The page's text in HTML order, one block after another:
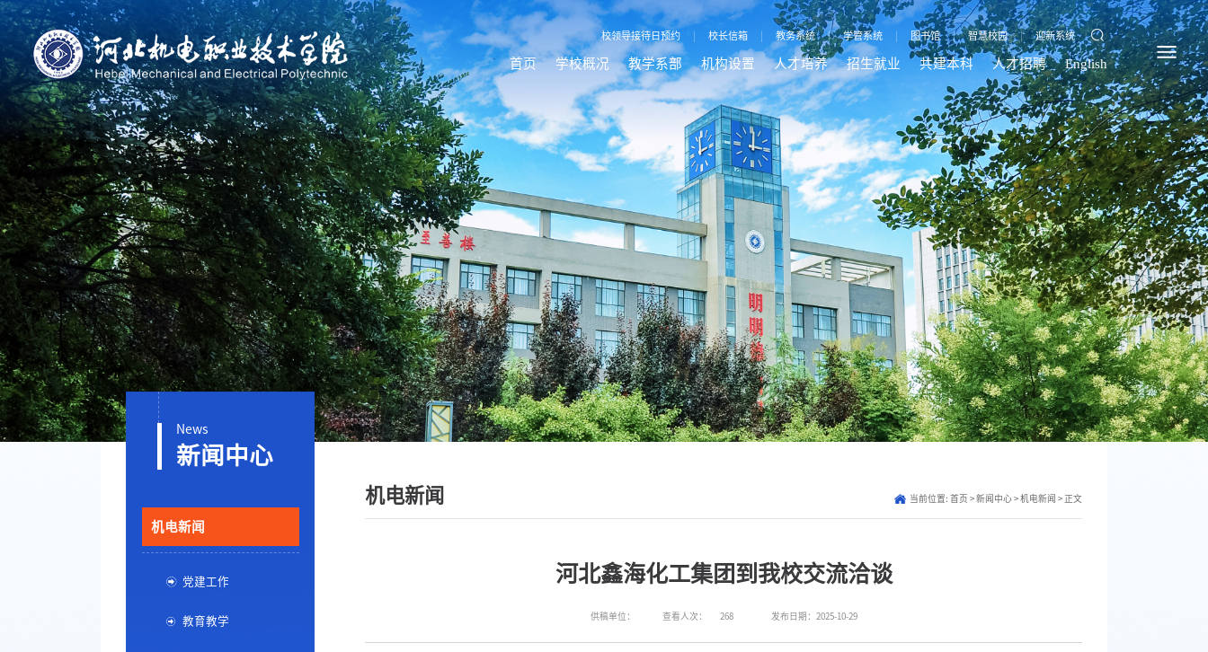
校领导接待日预约 校长信箱 教务系统 | 学管系统 图书馆 | 智慧校园 | 迎新系统
首页 学校概况 教学系部 机构设置 人才培养 招生就业 共建本科 人才招聘 English
News
新闻中心
机电新闻
党建工作
教育教学
机电新闻 当前位置: 首页 > 新闻中心 > 机电新闻 > 正文
河北鑫海化工集团到我校交流洽谈
供稿单位： 查看人次： 268 发布日期：2025-10-29